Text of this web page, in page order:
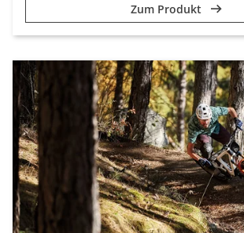
Zum Produkt